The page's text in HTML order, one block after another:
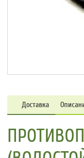
Доставка